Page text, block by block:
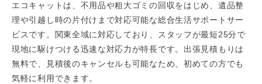
エコキャットは、不用品や粗大ゴミの回収をはじめ、遺品整
理や引越し時の片付けまで対応可能な総合生活サポートサー
ビスです。関東全域に対応しており、スタッフが最短25分で
現地に駆けつける迅速な対応力が特長です。出張見積もりは
無料で、見積後のキャンセルも可能なため、初めての方でも
気軽に利用できます。